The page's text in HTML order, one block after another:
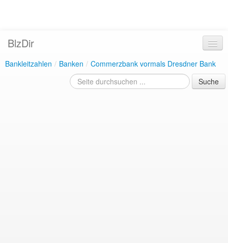
BlzDir
Bankleitzahlen / Banken / Commerzbank vormals Dresdner Bank
Suche